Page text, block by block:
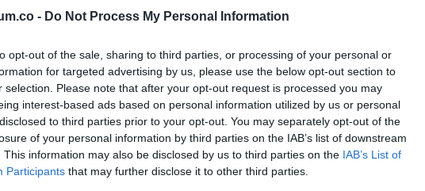
- Do Not Process My Personal Information
opt-out of the sale, sharing to third parties, or processing of your personal or
for targeted advertising by us, please use the below opt-out section to
selection. Please note that after your opt-out request is processed you may
interest-based ads based on personal information utilized by us or personal
to third parties prior to your opt-out. You may separately opt-out of the
of your personal information by third parties on the IAB’s list of downstream
This information may also be disclosed by us to third parties on the IAB’s List of
Participants that may further disclose it to other third parties.
és fogszabályzóval”. Arról álmodott, hogy a középiskolai
tartották.